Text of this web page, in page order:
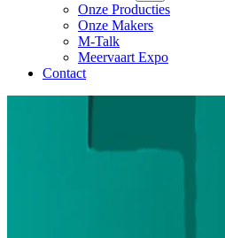
Onze Producties
Onze Makers
M-Talk
Meervaart Expo
Contact